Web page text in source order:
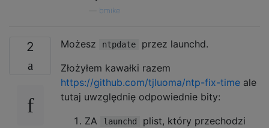
bmike
2 Możesz ntpdate
przez launchd.
Złożyłem kawałki razem
https://github.com/tjluoma/ntp-fix-time ale
tutaj uwzględnię odpowiednie bity:
ZA
launchd
plist, który przechodzi